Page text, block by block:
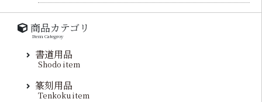
商品カテゴリ
Item Categroy
書道用品
Shodo item
篆刻用品
Tenkoku item